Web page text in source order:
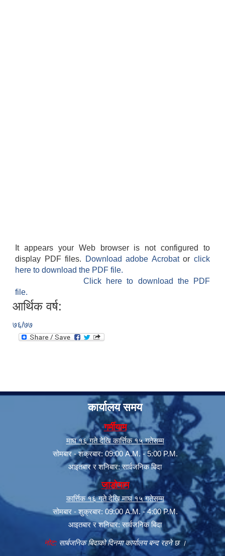
It appears your Web browser is not configured to
display PDF files.
Download adobe Acrobatorclick
here to download the PDF file.
Click here to download the PDF
file.
आर्थिक वर्ष:
७६/७७
कार्यालय समय
गर्मीयाम
माघ १६ गते देखि कार्त्तिक १५ गतेसम्म
सोमबार - शक्रबार: 09:00 A.M. - 5:00 P.M.
आइतबार र शनिबार: सार्वजनिक बिदा
जाडोयाम
कार्त्तिक १६ गते देखि माघ १५ गतेसम्म
सोमबार - शुक्रबार: 09:00 A.M. - 4:00 P.M.
आइतबार र शनिबार: सार्वजनिक बिदा
नोट:सार्बजनिक बिदाको दिनमा कार्यालय बन्द रहने छ ।